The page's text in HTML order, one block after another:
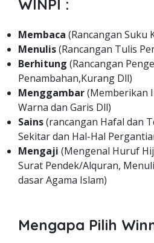
WINPI :
Membaca (Rancangan Suku
Menulis(Rancangan Tulis
Berhitung (Rancangan
Penambahan,Kurang Dll)
Menggambar(Memberikan
Warna dan Garis Dll)
Sains(rancangan Hafal dan
Sekitar dan Hal-Hal
Mengaji (Mengenal Huruf
Surat Pendek/Alquran,
dasar Agama Islam)
Mengapa Pilih